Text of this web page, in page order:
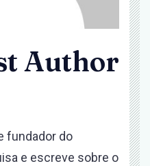
Author
fundador do
e escreve sobre o